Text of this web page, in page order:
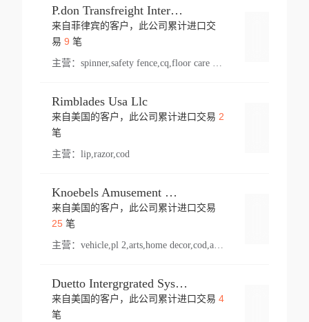
P.don Transfreight International
来自菲律宾的客户，此公司累计进口交
易 9 笔
主营：
Rimblades Usa Llc
来自美国的客户，此公司累计进口交易 2
笔
主营： lip,razor,cod
Knoebels Amusement Resort
来自美国的客户，此公司累计进口交易
25笔
主营： vehicle,pl 2,arts,home decor,cod,amusement ride,sea
Duetto Intergrgrated Systems Inc.
来自美国的客户，此公司累计进口交易 4
笔